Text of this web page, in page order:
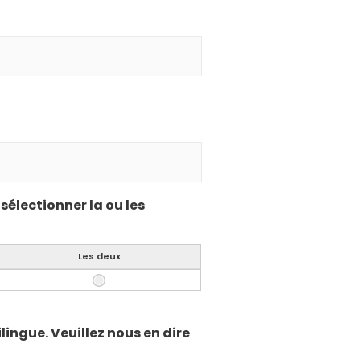
la ou les
Les deux
Veuillez nous en dire